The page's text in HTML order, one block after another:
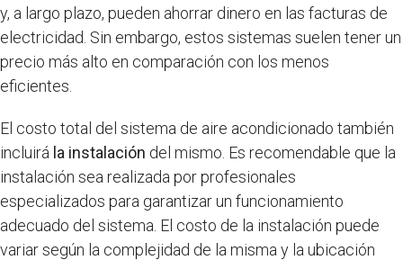
y, a largo plazo, pueden ahorrar dinero en las facturas de
electricidad. Sin embargo, estos sistemas suelen tener un
precio más alto en comparación con los menos
eficientes.
El costo total del sistema de aire acondicionado también
incluirá la instalación del mismo. Es recomendable que la
instalación sea realizada por profesionales
especializados para garantizar un funcionamiento
adecuado del sistema. El costo de la instalación puede
variar según la complejidad de la misma y la ubicación